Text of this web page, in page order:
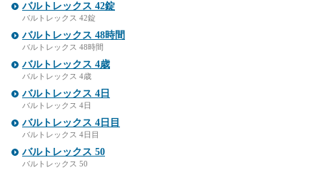
バルトレックス 42錠
バルトレックス 42錠
バルトレックス 48時間
バルトレックス 48時間
バルトレックス 4歳
バルトレックス 4歳
バルトレックス 4日
バルトレックス 4日
バルトレックス 4日目
バルトレックス 4日目
バルトレックス 50
バルトレックス 50